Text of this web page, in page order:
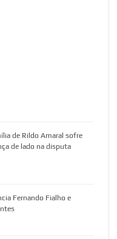
de Rildo Amaral sofre
de lado na disputa
Fernando Fialho e